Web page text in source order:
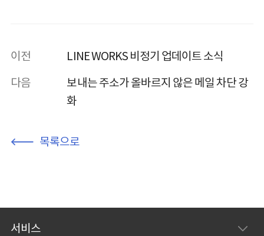
이전
LINE WORKS 비정기 업데이트 소식
다음
보내는 주소가 올바르지 않은 메일 차단 강
화
목록으로
서비스